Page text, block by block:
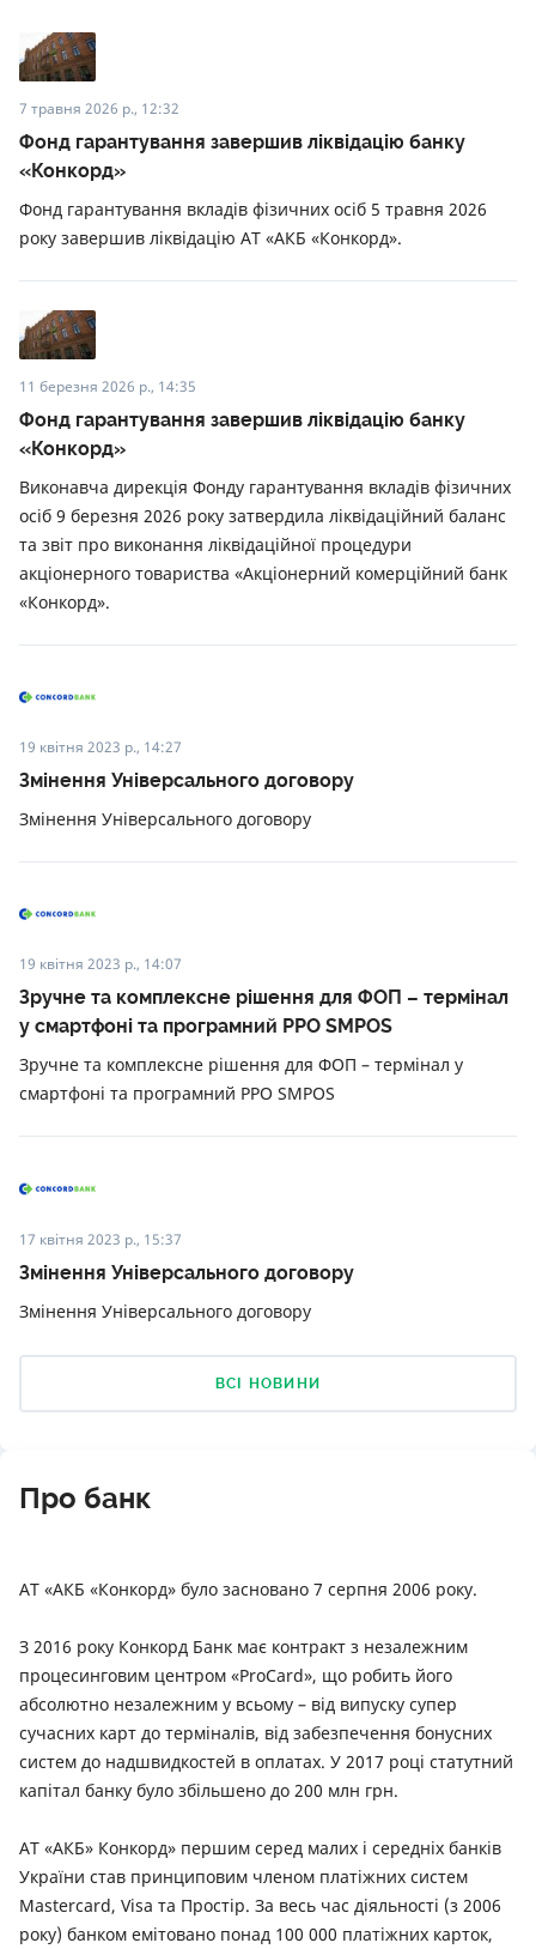
7 травня 2026 р., 12:32
Фонд гарантування завершив ліквідацію банку
«Конкорд»
Фонд гарантування вкладів фізичних осіб 5 травня 2026
року завершив ліквідацію АТ «АКБ «Конкорд».
11 березня 2026 р., 14:35
Фонд гарантування завершив ліквідацію банку
«Конкорд»
Виконавча дирекція Фонду гарантування вкладів фізичних
осіб 9 березня 2026 року затвердила ліквідаційний баланс
та звіт про виконання ліквідаційної процедури
акціонерного товариства «Акціонерний комерційний банк
«Конкорд».
19 квітня 2023 р., 14:27
Змінення Універсального договору
Змінення Універсального договору
19 квітня 2023 р., 14:07
Зручне та комплексне рішення для ФОП – термінал
у смартфоні та програмний РРО SMPOS
Зручне та комплексне рішення для ФОП – термінал у
смартфоні та програмний РРО SMPOS
17 квітня 2023 р., 15:37
Змінення Універсального договору
Змінення Універсального договору
ВСІ НОВИНИ
Про банк
АТ «АКБ «Конкорд» було засновано 7 серпня 2006 року.
З 2016 року Конкорд Банк має контракт з незалежним
процесинговим центром «ProCard», що робить його
абсолютно незалежним у всьому – від випуску супер
сучасних карт до терміналів, від забезпечення бонусних
систем до надшвидкостей в оплатах. У 2017 році статутний
капітал банку було збільшено до 200 млн грн.
АТ «АКБ» Конкорд» першим серед малих і середніх банків
України став принциповим членом платіжних систем
Mastercard, Visa та Простір. За весь час діяльності (з 2006
року) банком емітовано понад 100 000 платіжних карток,